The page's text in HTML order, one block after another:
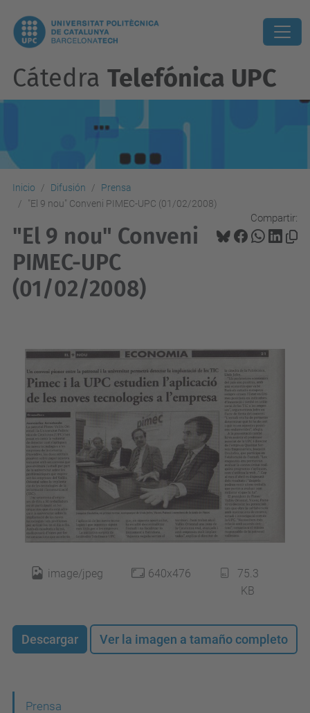
Cátedra Telefónica UPC
Inicio Difusión
Prensa
"El 9 nou" Conveni PIMEC-UPC (01/02/2008)
Compartir:
"El 9 nou" Conveni
PIMEC-UPC
(01/02/2008)
image/jpeg 640x476
75.3
KB
Descargar Ver la imagen a tamaño completo
Prensa